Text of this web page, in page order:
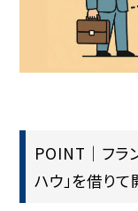
POINT｜フラ
ハウ」を借り